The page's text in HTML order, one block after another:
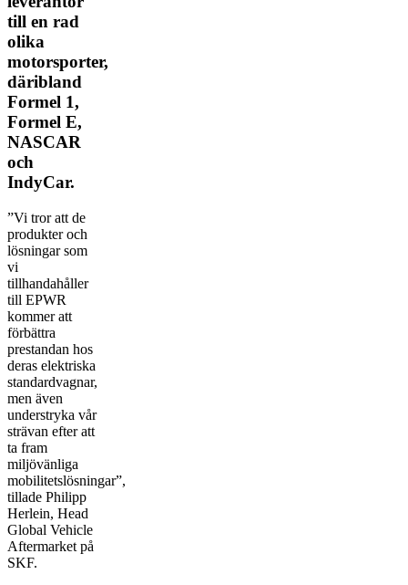
till en rad
olika
motorsporter,
däribland
Formel 1,
Formel E,
NASCAR
och
IndyCar.
”Vi tror att de
produkter och
lösningar som
vi
tillhandahåller
till EPWR
kommer att
förbättra
prestandan hos
deras elektriska
standardvagnar,
men även
understryka vår
strävan efter att
ta fram
miljövänliga
mobilitetslösningar”,
tillade Philipp
Herlein, Head
Global Vehicle
Aftermarket på
SKF.